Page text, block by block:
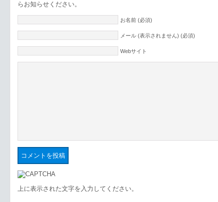
らお知らせください。
お名前 (必須)
メール (表示されません) (必須)
Webサイト
上に表示された文字を入力してください。